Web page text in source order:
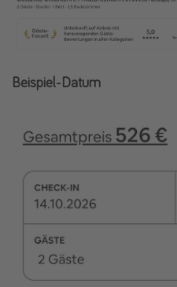
Beispiel-Datum